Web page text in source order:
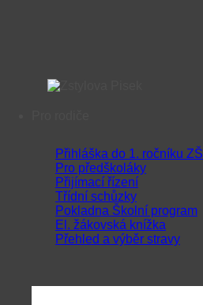
Přihláška do 1. ročníku ZŠ
Pro předškoláky
Přijímací řízení
Třídní schůzky
Pokladna Školní program
El. žákovská knížka
Přehled a výběr stravy